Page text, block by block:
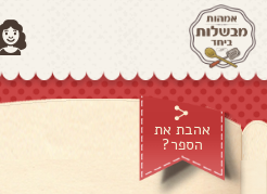
אהבת את
הספר?